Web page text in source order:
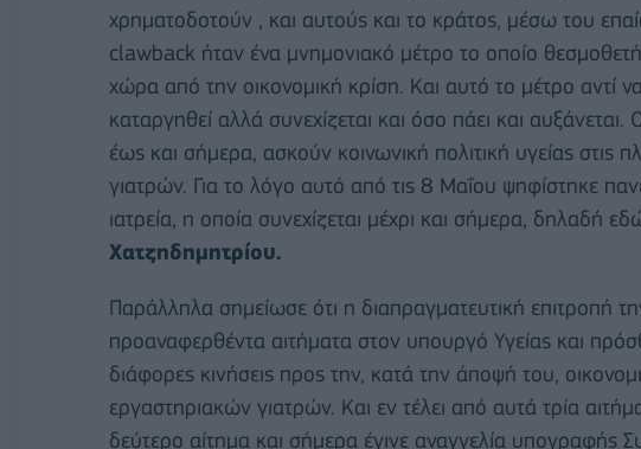
χρηματοδοτούν , και αυτούς και το κράτος, μέσω του
clawback ήταν ένα μνημονιακό μέτρο το οποίο
χώρα από την οικονομική κρίση. Και αυτό το μέτρο αντί
καταργηθεί αλλά συνεχίζεται και όσο πάει και
έως και σήμερα, ασκούν κοινωνική πολιτική υγείας στις
γιατρών. Για το λόγο αυτό από τις 8 Μαΐου ψηφίστηκε
ιατρεία, η οποία συνεχίζεται μέχρι και σήμερα, δηλαδή
Χατζηδημητρίου.
Παράλληλα σημείωσε ότι η διαπραγματευτική επιτροπή
προαναφερθέντα αιτήματα στον υπουργό Υγείας και
διάφορες κινήσεις προς την, κατά την άποψή του,
εργαστηριακών γιατρών. Και εν τέλει από αυτά τρία
δεύτερο αίτημα και σήμερα έγινε αναγγελία υπογραφής